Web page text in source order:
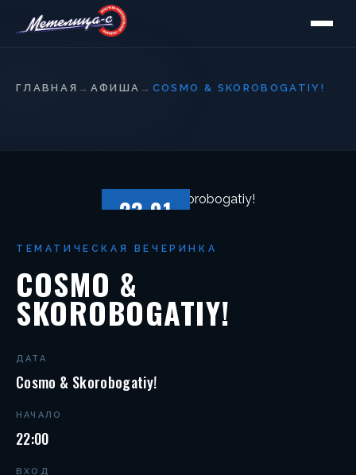
ГЛАВНАЯ → АФИША → COSMO & SKOROBOGATIY!
23.01
ТЕМАТИЧЕСКАЯ ВЕЧЕРИНКА
COSMO &
SKOROBOGATIY!
ДАТА
Cosmo & Skorobogatiy!
НАЧАЛО
22:00
ВХОД